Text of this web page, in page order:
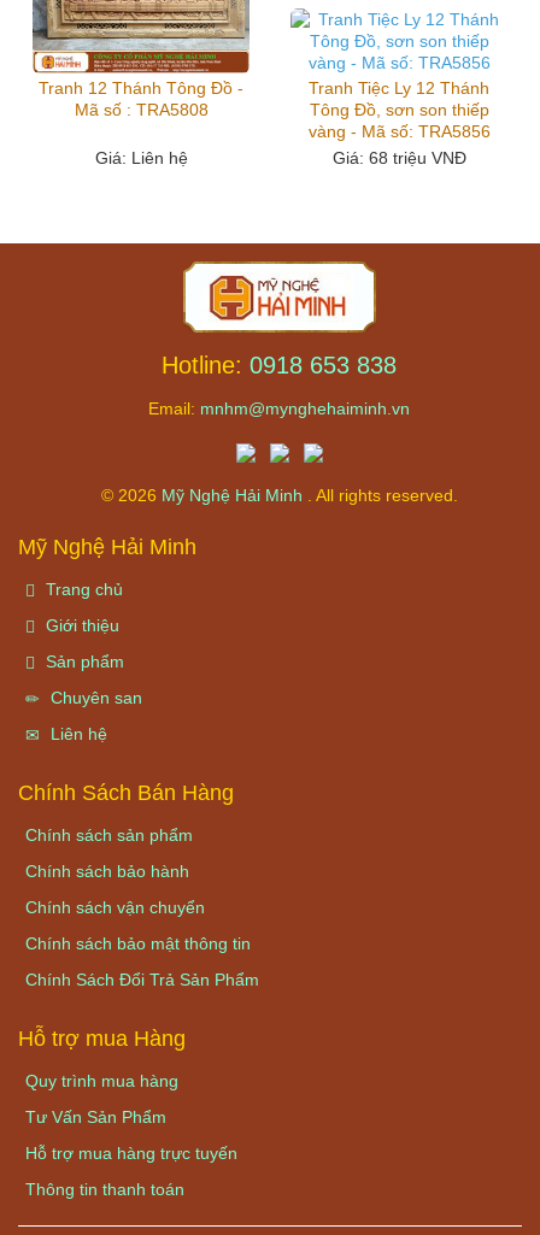
Tranh 12 Thánh Tông Đồ -
Mã số : TRA5808
Giá: Liên hệ
Tranh Tiệc Ly 12 Thánh
Tông Đồ, sơn son thiếp
vàng - Mã số: TRA5856
Giá: 68 triệu VNĐ
Hotline: 0918 653 838
Email: mnhm@mynghehaiminh.vn
© 2026 Mỹ Nghệ Hải Minh . All rights reserved.
Mỹ Nghệ Hải Minh
Trang chủ
Giới thiệu
Sản phẩm
Chuyên san
Liên hệ
Chính Sách Bán Hàng
Chính sách sản phẩm
Chính sách bảo hành
Chính sách vận chuyển
Chính sách bảo mật thông tin
Chính Sách Đổi Trả Sản Phẩm
Hỗ trợ mua Hàng
Quy trình mua hàng
Tư Vấn Sản Phẩm
Hỗ trợ mua hàng trực tuyến
Thông tin thanh toán